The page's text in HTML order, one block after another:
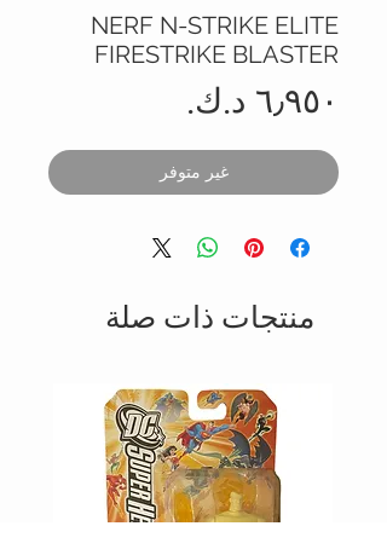
NERF N-STRIKE ELITE
FIRESTRIKE BLASTER
غير متوفر
منتجات ذات صلة